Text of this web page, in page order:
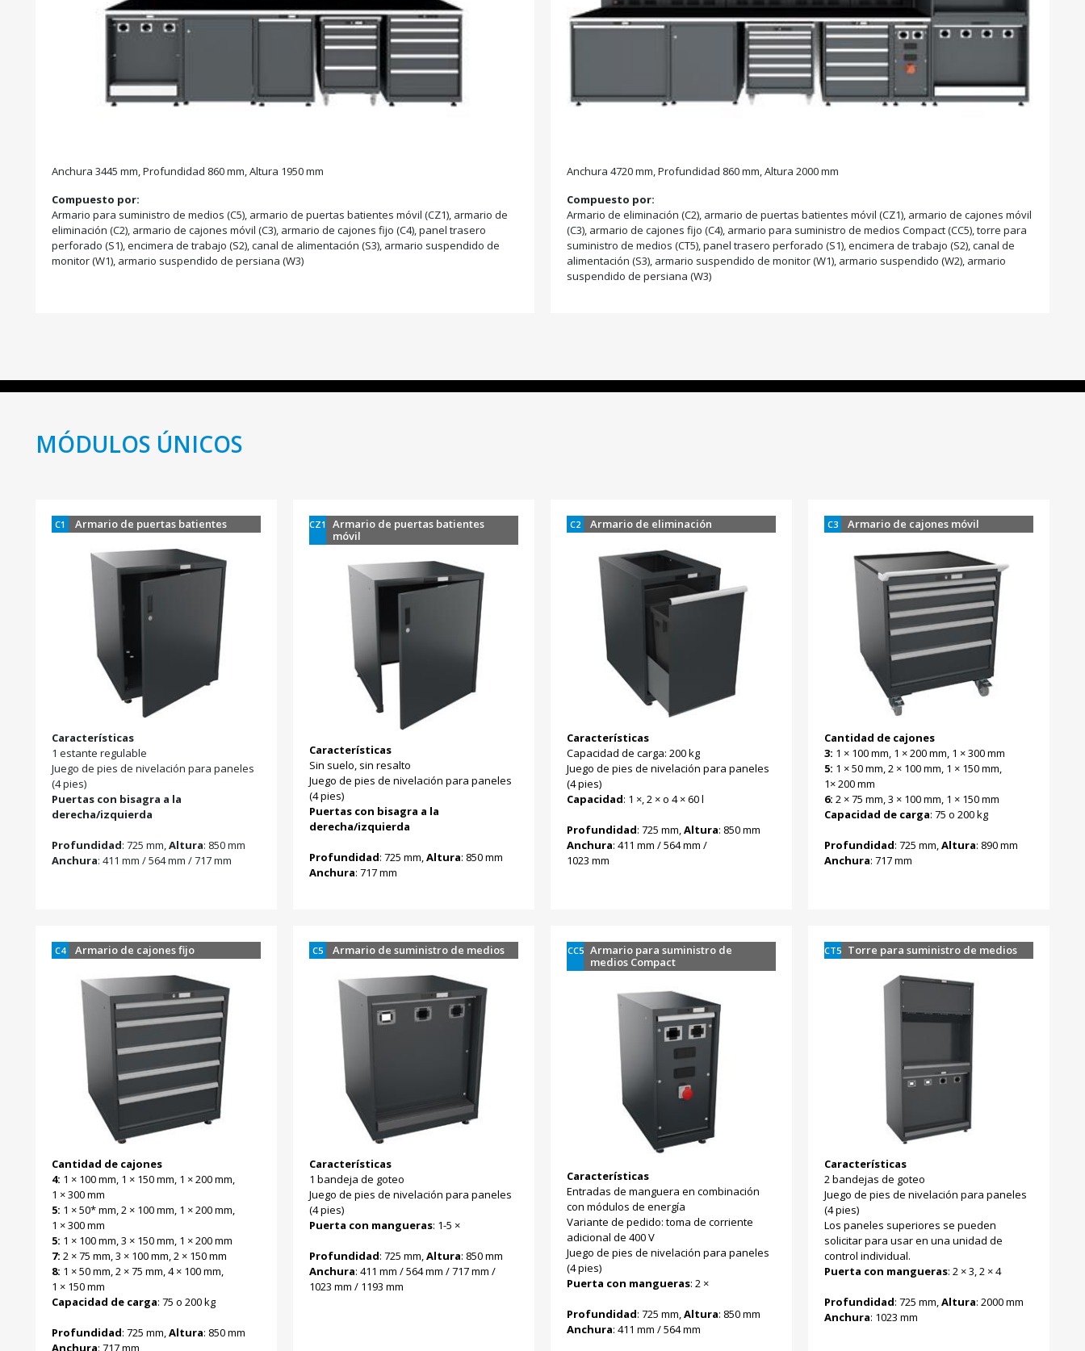
Anchura 3445 mm, Profundidad 860 mm, Altura 1950 mm
Compuesto por:
Armario para suministro de medios (C5), armario de puertas batientes móvil (CZ1), armario de
eliminación (C2), armario de cajones móvil (C3), armario de cajones fijo (C4), panel trasero
perforado (S1), encimera de trabajo (S2), canal de alimentación (S3), armario suspendido de
monitor (W1), armario suspendido de persiana (W3)
Anchura 4720 mm, Profundidad 860 mm, Altura 2000 mm
Compuesto por:
Armario de eliminación (C2), armario de puertas batientes móvil (CZ1), armario de cajones móvil
(C3), armario de cajones fijo (C4), armario para suministro de medios Compact (CC5), torre para
suministro de medios (CT5), panel trasero perforado (S1), encimera de trabajo (S2), canal de
alimentación (S3), armario suspendido de monitor (W1), armario suspendido (W2), armario
suspendido de persiana (W3)
MÓDULOS ÚNICOS
C1 Armario de puertas batientes
Características
1 estante regulable
Juego de pies de nivelación para paneles
(4 pies)
Puertas con bisagra a la
derecha/izquierda
Profundidad: 725 mm,Altura: 850 mm
Anchura: 411 mm / 564 mm / 717 mm
CZ1
Armario de puertas batientes
móvil
Características
Sin suelo, sin resalto
Juego de pies de nivelación para paneles
(4 pies)
Puertas con bisagra a la
derecha/izquierda
Profundidad: 725 mm,Altura: 850 mm
Anchura: 717 mm
C2 Armario de eliminación
Características
Capacidad de carga: 200 kg
Juego de pies de nivelación para paneles
(4 pies)
Capacidad: 1 ×, 2 × o 4 × 60 l
Profundidad: 725 mm,Altura: 850 mm
Anchura: 411 mm / 564 mm /
1023 mm
C3 Armario de cajones móvil
Cantidad de cajones
3: 1 × 100 mm, 1 × 200 mm, 1 × 300 mm
5: 1 × 50 mm, 2 × 100 mm, 1 × 150 mm,
1× 200 mm
6: 2 × 75 mm, 3 × 100 mm, 1 × 150 mm
Capacidad de carga: 75 o 200 kg
Profundidad: 725 mm,Altura: 890 mm
Anchura: 717 mm
C4 Armario de cajones fijo
Cantidad de cajones
4: 1 × 100 mm, 1 × 150 mm, 1 × 200 mm,
1 × 300 mm
5: 1 × 50* mm, 2 × 100 mm, 1 × 200 mm,
1 × 300 mm
5: 1 × 100 mm, 3 × 150 mm, 1 × 200 mm
7: 2 × 75 mm, 3 × 100 mm, 2 × 150 mm
8: 1 × 50 mm, 2 × 75 mm, 4 × 100 mm,
1 × 150 mm
Capacidad de carga: 75 o 200 kg
Profundidad: 725 mm,Altura: 850 mm
Anchura: 717 mm
C5 Armario de suministro de medios
Características
1 bandeja de goteo
Juego de pies de nivelación para paneles
(4 pies)
Puerta con mangueras: 1-5 ×
Profundidad: 725 mm,Altura: 850 mm
Anchura: 411 mm / 564 mm / 717 mm /
1023 mm / 1193 mm
CC5 Armario para suministro de
medios Compact
Características
Entradas de manguera en combinación
con módulos de energía
Variante de pedido: toma de corriente
adicional de 400 V
Juego de pies de nivelación para paneles
(4 pies)
Puerta con mangueras: 2 ×
Profundidad: 725 mm,Altura: 850 mm
Anchura: 411 mm / 564 mm
CT5 Torre para suministro de medios
Características
2 bandejas de goteo
Juego de pies de nivelación para paneles
(4 pies)
Los paneles superiores se pueden
solicitar para usar en una unidad de
control individual.
Puerta con mangueras: 2 × 3, 2 × 4
Profundidad: 725 mm,Altura: 2000 mm
Anchura: 1023 mm